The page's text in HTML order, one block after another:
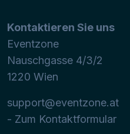
Kontaktieren Sie uns
Eventzone
Nauschgasse 4/3/2
1220 Wien
support@eventzone.at
- Zum Kontaktformular